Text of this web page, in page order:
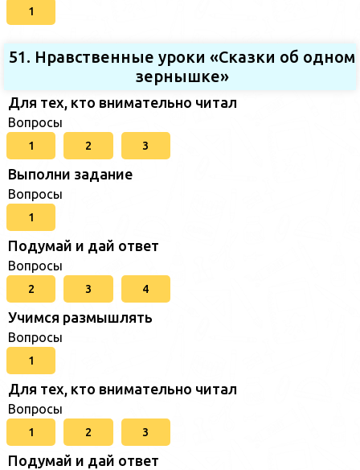
1
51. Нравственные уроки «Сказки об одном
зернышке»
Для тех, кто внимательно читал
Вопросы
1 2 3
Выполни задание
Вопросы
1
Подумай и дай ответ
Вопросы
2 3 4
Учимся размышлять
Вопросы
1
Для тех, кто внимательно читал
Вопросы
1 2 3
Подумай и дай ответ